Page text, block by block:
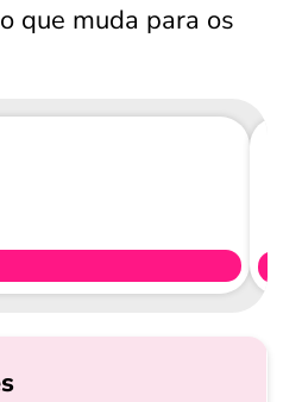
que muda para os